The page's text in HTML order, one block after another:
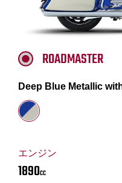
エンジン
1890CC
ROADMASTER
Deep Blue Metallic